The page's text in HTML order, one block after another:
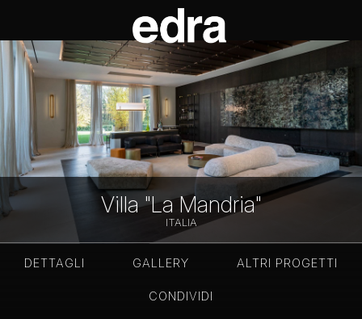
Villa "La Mandria"
ITALIA
DETTAGLI GALLERY ALTRI PROGETTI
CONDIVIDI